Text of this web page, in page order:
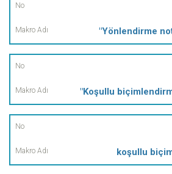
"Yönlendirme
"Koşullu
koşullu